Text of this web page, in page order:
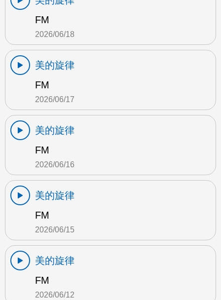
FM
2026/06/18
美的旋律
FM
2026/06/17
美的旋律
FM
2026/06/16
美的旋律
FM
2026/06/15
美的旋律
FM
2026/06/12